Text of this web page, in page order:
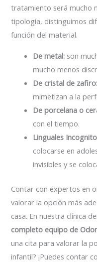
tratamiento será mucho
tipología, distinguimos
función del material.
De metal: son
mucho menos
De cristal de zafiro:
mimetizan a la
De porcelana o
con el tiempo.
Linguales
colocarse en
invisibles y se
Contar con expertos en
valorar la opción más
casa. En nuestra clínica
completo equipo de
una cita para valorar la
infantil? ¡Puedes contar